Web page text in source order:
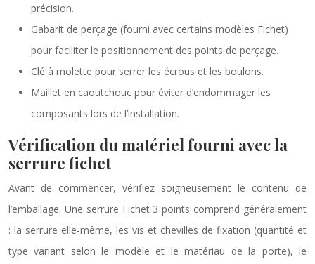
précision.
Gabarit de perçage (fourni avec certains modèles Fichet)
pour faciliter le positionnement des points de perçage.
Clé à molette pour serrer les écrous et les boulons.
Maillet en caoutchouc pour éviter d’endommager les
composants lors de l’installation.
Vérification du matériel fourni avec la
serrure fichet
Avant de commencer, vérifiez soigneusement le contenu de
l’emballage. Une serrure Fichet 3 points comprend généralement
: la serrure elle-même, les vis et chevilles de fixation (quantité et
type variant selon le modèle et le matériau de la porte), le